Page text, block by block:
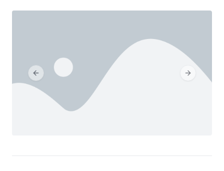
Previous slide Next slide